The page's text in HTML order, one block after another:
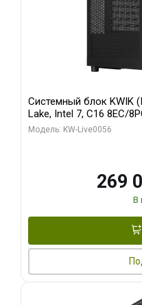
Системный блок KWIK
Lake, Intel 7, C16 8EC/
Palit RTX5080 INFINITY 3
Модель: KW-Live0056
269
В